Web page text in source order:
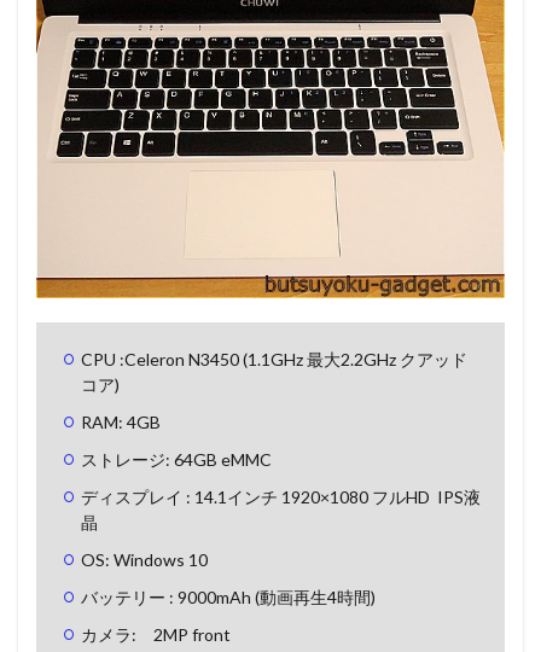
CPU :Celeron N3450 (1.1GHz 最大2.2GHz クアッド
コア)
RAM: 4GB
ストレージ: 64GB eMMC
ディスプレイ : 14.1インチ 1920×1080 フルHD IPS液
晶
OS: Windows 10
バッテリー : 9000mAh (動画再生4時間)
カメラ: 2MP front